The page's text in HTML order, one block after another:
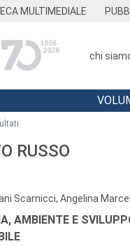
MULTIMEDIALE
chi
RUSSO
Scarnicci, Angelina
AMBIENTE E